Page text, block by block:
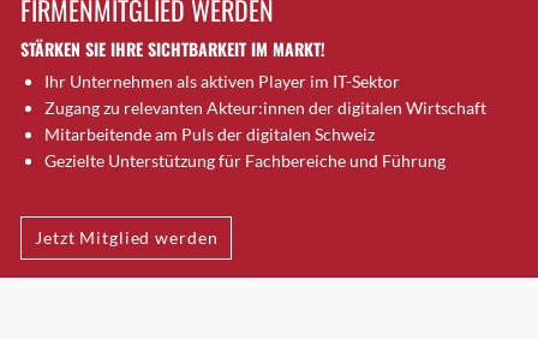
Brugg AG
Brütten
Bubendorf
Bubikon
Buchs (SG)
Bäretswil
Bülach
Cazis
FIRMENMITGLIED WERDEN
STÄRKEN SIE IHRE SICHTBARKEIT IM MARKT!
Ihr Unternehmen als aktiven Player im IT-Sektor
Zugang zu relevanten Akteur:innen der digitalen Wirtschaft
Mitarbeitende am Puls der digitalen Schweiz
Gezielte Unterstützung für Fachbereiche und Führung
Jetzt Mitglied werden